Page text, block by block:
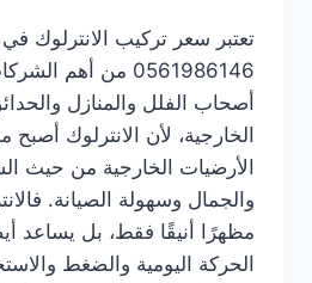
تعتبر سعر تركيب الانترلوك
0561986146 من أهم
أصحاب الفلل والمنازل
الخارجية، لأن الانترلوك
الأرضيات الخارجية من حيث
والجمال وسهولة الصيانة.
مظهرًا أنيقًا فقط، بل يساعد
الحركة اليومية والضغط